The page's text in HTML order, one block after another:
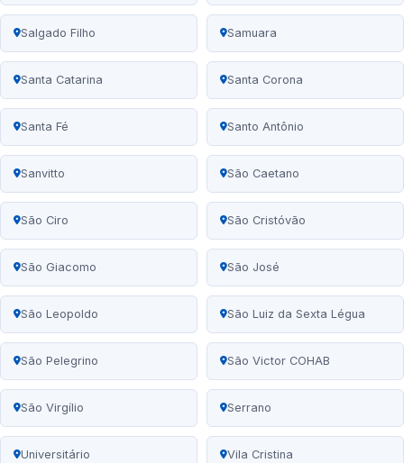
Salgado Filho Samuara
Santa Catarina Santa Corona
Santa Fé Santo Antônio
Sanvitto São Caetano
São Ciro São Cristóvão
São Giacomo São José
São Leopoldo São Luiz da Sexta Légua
São Pelegrino São Victor COHAB
São Virgílio Serrano
Universitário Vila Cristina